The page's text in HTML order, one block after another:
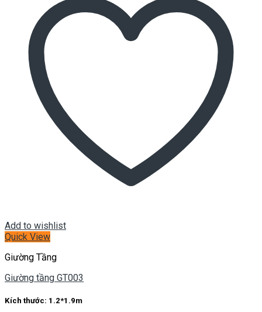
Add to wishlist
Quick View
Giường Tầng
Giường tầng GT003
Kích thước: 1.2*1.9m